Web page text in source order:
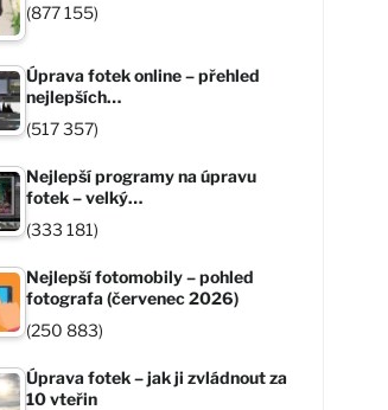
(877 155)
Úprava fotek online – přehled
nejlepších…
(517 357)
Nejlepší programy na úpravu
fotek – velký…
(333 181)
Nejlepší fotomobily – pohled
fotografa (červenec 2026)
(250 883)
Úprava fotek – jak ji zvládnout za
10 vteřin